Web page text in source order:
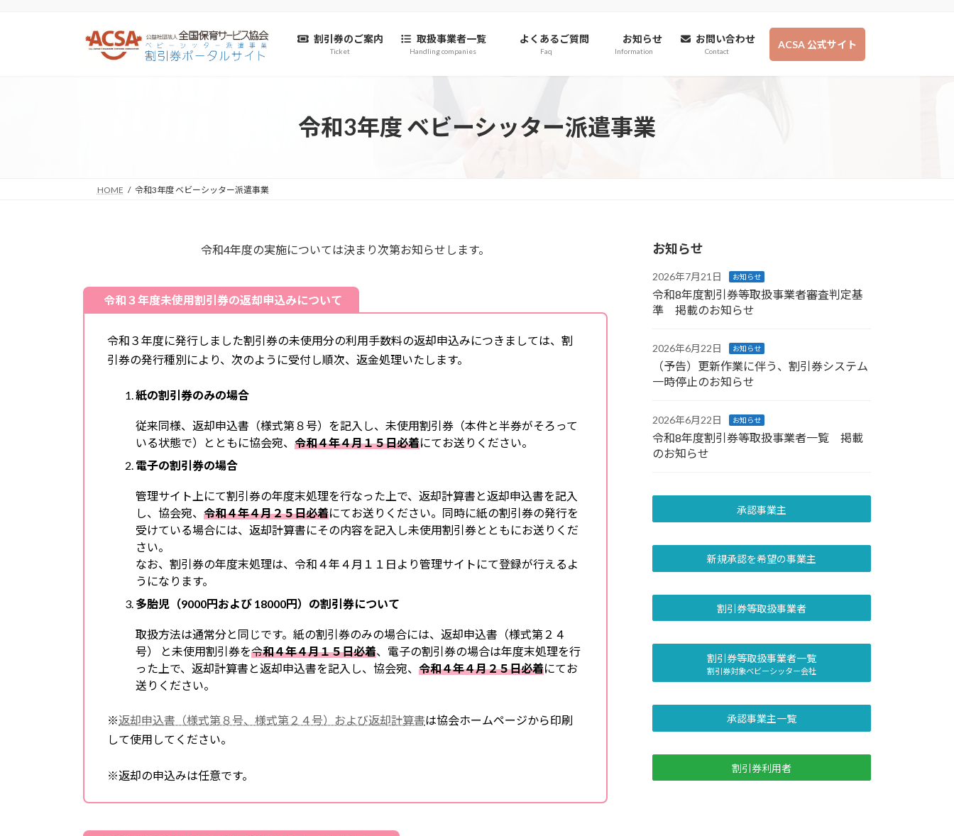
割引券のご案内
Ticket
取扱事業者一覧
Handling companies
よくあるご質問
Faq
お知らせ
Information
お問い合わせ
Contact
ACSA 公式サイト
令和3年度 ベビーシッター派遣事業
HOME 令和3年度 ベビーシッター派遣事業
令和4年度の実施については決まり次第お知らせします。
令和３年度未使用割引券の返却申込みについて
令和３年度に発行しました割引券の未使用分の利用手数料の返却申込みにつきましては、割
引券の発行種別により、次のように受付し順次、返金処理いたします。
紙の割引券のみの場合
従来同様、返却申込書（様式第８号）を記入し、未使用割引券（本件と半券がそろって
いる状態で）とともに協会宛、 令和４年４月１５日必着にてお送りください。
電子の割引券の場合
管理サイト上にて割引券の年度末処理を行なった上で、返却計算書と返却申込書を記入
し、協会宛、 令和４年４月２５日必着にてお送りください。同時に紙の割引券の発行を
受けている場合には、返却計算書にその内容を記入し未使用割引券とともにお送りくだ
さい。
なお、割引券の年度末処理は、令和４年４月１１日より管理サイトにて登録が行えるよ
うになります。
多胎児（9000円および 18000円）の割引券について
取扱方法は通常分と同じです。紙の割引券のみの場合には、返却申込書（様式第２４
号） と未使用割引券を令和４年４月１５日必着、電子の割引券の場合は年度末処理を行
った上で、返却計算書と返却申込書を記入し、協会宛、 令和４年４月２５日必着にてお
送りください。
※返却申込書（様式第８号、様式第２４号）および返却計算書は協会ホームページから印刷
して使用してください。
※返却の申込みは任意です。
お知らせ
2026年7月21日 お知らせ
令和8年度割引券等取扱事業者審査判定基
準 掲載のお知らせ
2026年6月22日 お知らせ
（予告）更新作業に伴う、割引券システム
一時停止のお知らせ
2026年6月22日 お知らせ
令和8年度割引券等取扱事業者一覧 掲載
のお知らせ
承認事業主
新規承認を希望の事業主
割引券等取扱事業者
割引券等取扱事業者一覧
割引券対象ベビーシッター会社
承認事業主一覧
割引券利用者